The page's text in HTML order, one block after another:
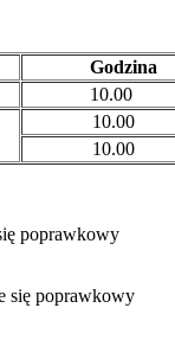
Godzina
10.00
10.00
10.00
poprawkowy
się poprawkowy